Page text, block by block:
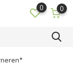
0 0